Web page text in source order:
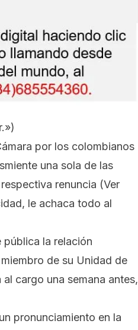
)
por los colombianos
una sola de las
renuncia (Ver
le achaca todo al
pública la relación
de su Unidad de
cargo una semana antes,
pronunciamiento en la